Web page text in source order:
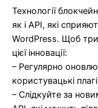
Технології
як і API, які
WordPress. Щоб
цієї інновації:
– Регулярно
користувацькі
– Слідкуйте за